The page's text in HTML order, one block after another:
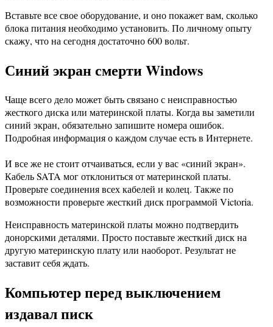
Вставьте все свое оборудование, и оно покажет вам, сколько
блока питания необходимо установить. По личному опыту
скажу, что на сегодня достаточно 600 вольт.
Синий экран смерти Windows
Чаще всего дело может быть связано с неисправностью
жесткого диска или материнской платы. Когда вы заметили
синий экран, обязательно запишите номера ошибок.
Подробная информация о каждом случае есть в Интернете.
И все же не стоит отчаиваться, если у вас «синий экран».
Кабель SATA мог отклониться от материнской платы.
Проверьте соединения всех кабелей и колец. Также по
возможности проверьте жесткий диск программой Victoria.
Неисправность материнской платы можно подтвердить
донорскими деталями. Просто поставьте жесткий диск на
другую материнскую плату или наоборот. Результат не
заставит себя ждать.
Компьютер перед выключением
издавал писк